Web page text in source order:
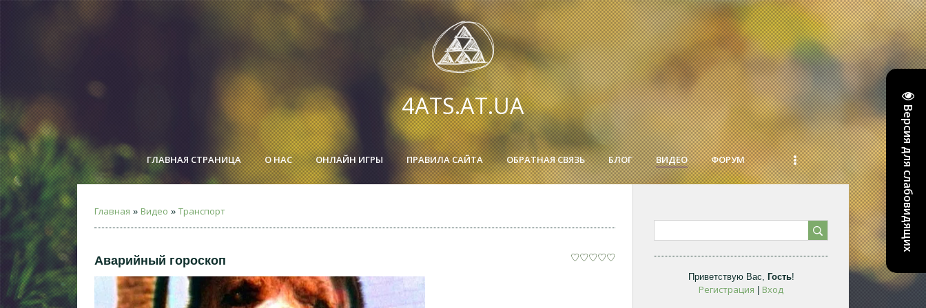
Версия для слабовидящих
4ATS.AT.UA
ГЛАВНАЯ СТРАНИЦА О НАС ОНЛАЙН ИГРЫ ПРАВИЛА САЙТА ОБРАТНАЯ СВЯЗЬ БЛОГ ВИДЕО ФОРУМ
Главная » Видео » Транспорт
Аварийный гороскоп
Приветствую Вас, Гость!
Регистрация Вход